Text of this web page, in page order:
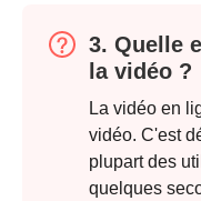
3. Quelle
la vidéo ?
La vidéo en
vidéo. C'est
plupart des
quelques